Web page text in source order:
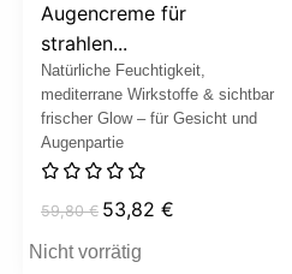
Augencreme für
strahlen...
Natürliche Feuchtigkeit,
mediterrane Wirkstoffe & sichtbar
frischer Glow – für Gesicht und
Augenpartie
59,80€ 53,82 €
Nicht vorrätig